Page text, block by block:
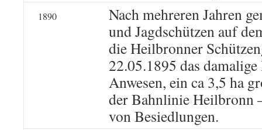
1890
Nach mehreren Jahren
und Jagdschützen auf
die Heilbronner
22.05.1895 das
Anwesen, ein ca 3,5 ha
der Bahnlinie Heilbronn
von Besiedlungen.